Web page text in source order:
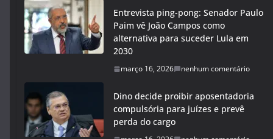
Entrevista ping-pong: Senador Paulo
Paim vê João Campos como
alternativa para suceder Lula em
2030
março 16, 2026 nenhum comentário
Dino decide proibir aposentadoria
compulsória para juízes e prevê
perda do cargo